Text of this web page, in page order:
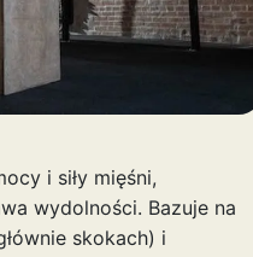
i siły mięśni,
wydolności. Bazuje na
skokach) i